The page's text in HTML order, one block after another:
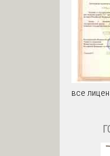
все